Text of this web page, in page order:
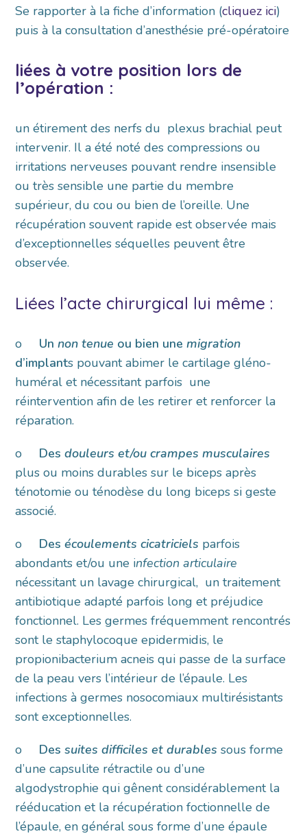
Se rapporter à la fiche d’information (cliquez ici)
puis à la consultation d’anesthésie pré-opératoire
liées à votre position lors de
l’opération :
un étirement des nerfs du plexus brachial peut
intervenir. Il a été noté des compressions ou
irritations nerveuses pouvant rendre insensible
ou très sensible une partie du membre
supérieur, du cou ou bien de l’oreille. Une
récupération souvent rapide est observée mais
d’exceptionnelles séquelles peuvent être
observée.
Liées l’acte chirurgical lui même :
o Unnon tenue ou bien unemigration
d’implants pouvant abimer le cartilage gléno-
huméral et nécessitant parfois une
réintervention afin de les retirer et renforcer la
réparation.
o Desdouleurs et/ou crampes musculaires
plus ou moins durables sur le biceps après
ténotomie ou ténodèse du long biceps si geste
associé.
o Desécoulements cicatriciels parfois
abondants et/ou une infection articulaire
nécessitant un lavage chirurgical, un traitement
antibiotique adapté parfois long et préjudice
fonctionnel. Les germes fréquemment rencontrés
sont le staphylocoque epidermidis, le
propionibacterium acneis qui passe de la surface
de la peau vers l’intérieur de l’épaule. Les
infections à germes nosocomiaux multirésistants
sont exceptionnelles.
o Dessuites difficiles et durables sous forme
d’une capsulite rétractile ou d’une
algodystrophie qui gênent considérablement la
rééducation et la récupération foctionnelle de
l’épaule, en général sous forme d’une épaule